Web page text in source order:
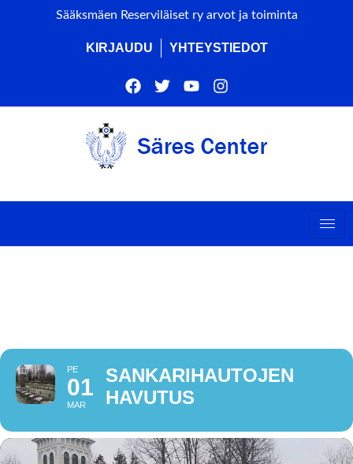
Sääksmäen Reserviläiset ry arvot ja toiminta
KIRJAUDU YHTEYSTIEDOT
PE
01
MAR
SANKARIHAUTOJEN
HAVUTUS